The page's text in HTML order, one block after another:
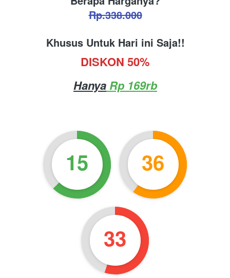
Rp.338.000
Khusus Untuk Hari ini Saja!!
DISKON 50%
Hanya Rp 169rb
15 36
32